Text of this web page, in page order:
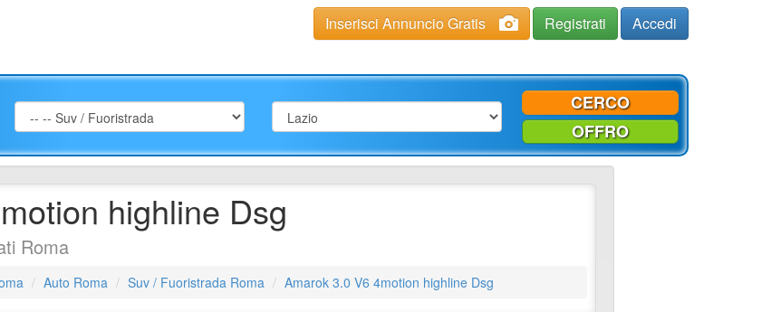
Inserisci Annuncio Gratis Registrati Accedi
CERCO
OFFRO
highline Dsg
Roma
Auto Roma Suv / Fuoristrada Roma Amarok 3.0 V6 4motion highline Dsg